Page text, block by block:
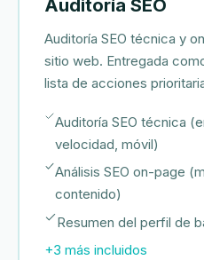
Auditoría SEO
Auditoría SEO técnica y
sitio web. Entregada
lista de acciones
Auditoría SEO técnica
velocidad, móvil)
Análisis SEO on-page
contenido)
Resumen del perfil de
+3 más incluidos